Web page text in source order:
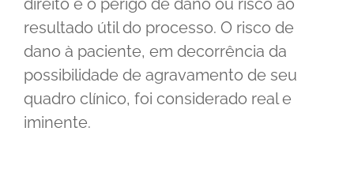
resultado útil do processo. O risco de
dano à paciente, em decorrência da
possibilidade de agravamento de seu
quadro clínico, foi considerado real e
iminente.